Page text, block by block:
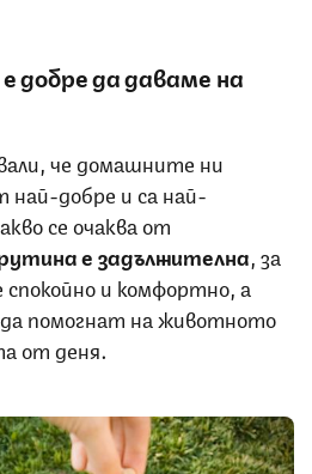
добре да даваме на
че домашните ни
най-добре и са най-
се очаква от
е задължителна , за
спокойно и комфортно, а
помогнат на животното
от деня.